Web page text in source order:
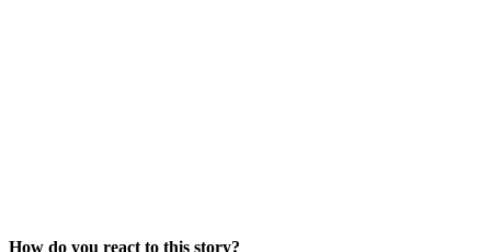
How do you react to this story?